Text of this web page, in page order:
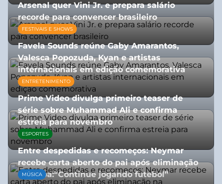
Arsenal quer Vini Jr. e prepara salário
recorde para convencer brasileiro
27/07/2026
FESTIVAIS E SHOWS
Favela Sounds reúne Gaby Amarantos,
Valesca Popozuda, Kyan e artistas
internacionais em edição comemorativa
31/07/2026
ENTRETENIMENTO
Prime Video divulga primeiro teaser de
série sobre Muhammad Ali e confirma
estreia para novembro
07/07/2026
ESPORTES
Entre despedidas e recomeços: Neymar
recebe carta aberto do pai após eliminação
na Copa:“Continue jogando futebol”
MÚSICA